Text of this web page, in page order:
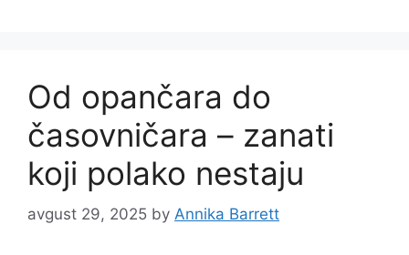
Od opančara do
časovničara – zanati
koji polako nestaju
avgust 29, 2025 by Annika Barrett